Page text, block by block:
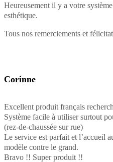
Heureusement il y a votre
esthétique.
Tous nos remerciements et
Corinne
Excellent produit français
Système facile à utiliser surtout
(rez-de-chaussée sur rue)
Le service est parfait et l’accueil
modèle contre le grand.
Bravo !! Super produit !!